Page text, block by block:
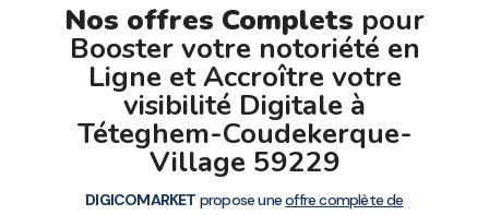
Nos offres Complets pour
Booster votre notoriété en
Ligne et Accroître votre
visibilité Digitale à
Téteghem-Coudekerque-
Village 59229
DIGICOMARKET propose uneoffre complète de